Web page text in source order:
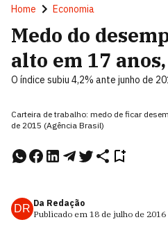
Home Economia
Medo do
alto em 17
O índice subiu 4,2% ante junho de
Carteira de trabalho: medo de ficar
de 2015 (Agência Brasil)
DR Da Redação
Publicado em 18 de julho de 2016